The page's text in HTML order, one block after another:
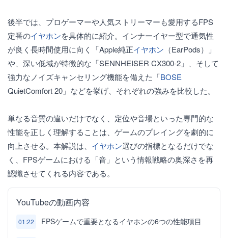
後半では、プロゲーマーや人気ストリーマーも愛用するFPS
定番のイヤホンを具体的に紹介。インナーイヤー型で通気性
が良く長時間使用に向く「Apple純正イヤホン （EarPods）」
や、深い低域が特徴的な「SENNHEISER CX300-2」、そして
強力なノイズキャンセリング機能を備えた「BOSE
QuietComfort 20」などを挙げ、それぞれの強みを比較した。
単なる音質の違いだけでなく、定位や音場といった専門的な
性能を正しく理解することは、ゲームのプレイングを劇的に
向上させる。本解説は、 イヤホン選びの指標となるだけでな
く、FPSゲームにおける「音」という情報戦略の奥深さを再
認識させてくれる内容である。
YouTubeの動画内容
01:22 FPSゲームで重要となるイヤホンの6つの性能項目